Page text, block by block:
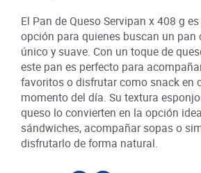
El Pan de Queso Servipan x 408 g
opción para quienes buscan un pan
único y suave. Con un toque de
este pan es perfecto para
favoritos o disfrutar como snack en
momento del día. Su textura
queso lo convierten en la opción
sándwiches, acompañar sopas o
disfrutarlo de forma natural.